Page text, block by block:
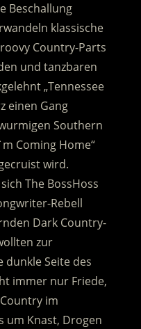
Beschallung
klassische
Country-Parts
und tanzbaren
„Tennessee
einen Gang
Southern
Coming Home“
wird.
The BossHoss
Rebell
Dark Country-
zur
dunkle Seite des
immer nur Friede,
im
um Knast, Drogen